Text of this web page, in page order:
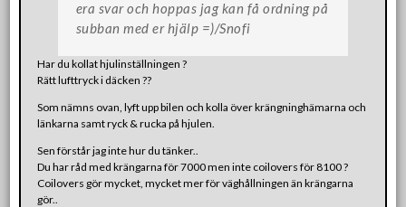
era svar och hoppas jag kan få ordning på
subban med er hjälp =)/Snofi
Har du kollat hjulinställningen ?
Rätt lufttryck i däcken ??
Som nämns ovan, lyft upp bilen och kolla över krängninghämarna och
länkarna samt ryck & rucka på hjulen.
Sen förstår jag inte hur du tänker..
Du har råd med krängarna för 7000 men inte coilovers för 8100 ?
Coilovers gör mycket, mycket mer för väghållningen än krängarna
gör..